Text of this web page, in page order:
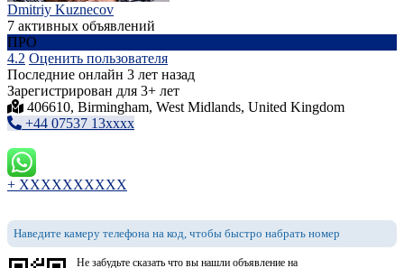
Dmitriy Kuznecov
7 активных объявлений
ПРО
4.2 Оценить пользователя
Последние онлайн 3 лет назад
Зарегистрирован для 3+ лет
406610, Birmingham, West Midlands, United Kingdom
+44 07537 13xxxx
+ XXXXXXXXXX
Наведите камеру телефона на код, чтобы быстро набрать номер
Не забудьте сказать что вы нашли объявление на